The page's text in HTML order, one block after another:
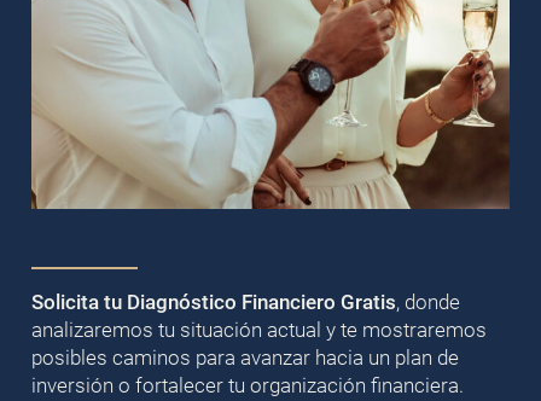
Solicita tu Diagnóstico Financiero Gratis, donde
analizaremos tu situación actual y te mostraremos
posibles caminos para avanzar hacia un plan de
inversión o fortalecer tu organización financiera.